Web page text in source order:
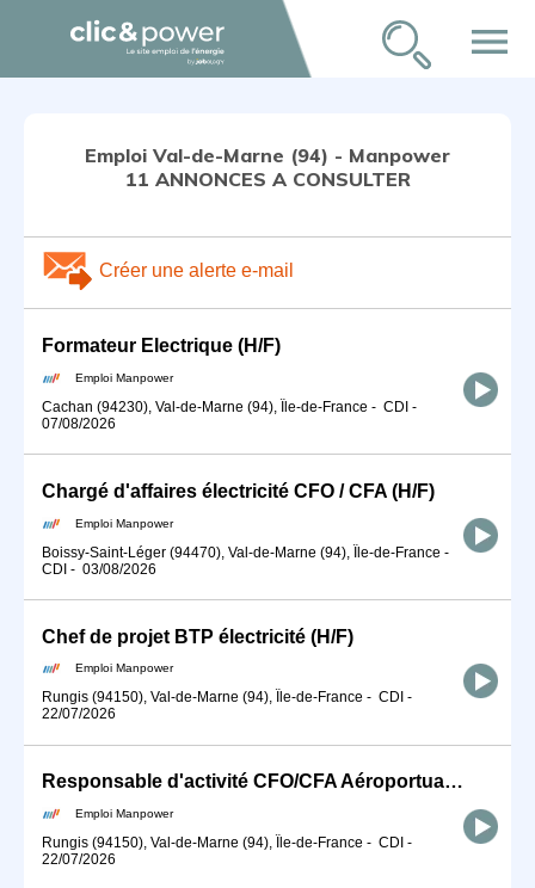
menu
Emploi Val-de-Marne (94) - Manpower
11 ANNONCES A CONSULTER
Créer une alerte e-mail
Formateur Electrique (H/F)
Emploi Manpower
Cachan (94230), Val-de-Marne (94), Île-de-France - CDI -
07/08/2026
Chargé d'affaires électricité CFO / CFA (H/F)
Emploi Manpower
Boissy-Saint-Léger (94470), Val-de-Marne (94), Île-de-France -
CDI - 03/08/2026
Chef de projet BTP électricité (H/F)
Emploi Manpower
Rungis (94150), Val-de-Marne (94), Île-de-France - CDI -
22/07/2026
Responsable d'activité CFO/CFA Aéroportuaire (H/F)
Emploi Manpower
Rungis (94150), Val-de-Marne (94), Île-de-France - CDI -
22/07/2026